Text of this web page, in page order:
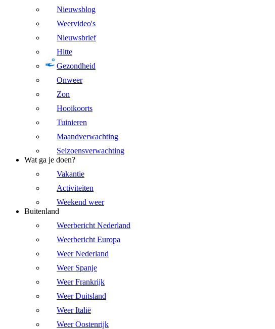
Nieuwsblog
Weervideo's
Nieuwsbrief
Hitte
Gezondheid
Onweer
Zon
Hooikoorts
Tuinieren
Maandverwachting
Seizoensverwachting
Wat ga je doen?
Vakantie
Activiteiten
Weekend weer
Buitenland
Weerbericht Nederland
Weerbericht Europa
Weer Nederland
Weer Spanje
Weer Frankrijk
Weer Duitsland
Weer Italië
Weer Oostenrijk